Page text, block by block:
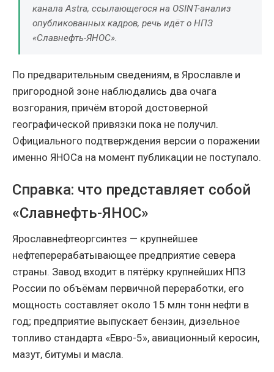
канала Astra, ссылающегося на OSINT-анализ
опубликованных кадров, речь идёт о НПЗ
«Славнефть-ЯНОС».
По предварительным сведениям, в Ярославле и
пригородной зоне наблюдались два очага
возгорания, причём второй достоверной
географической привязки пока не получил.
Официального подтверждения версии о поражении
именно ЯНОСа на момент публикации не поступало.
Справка: что представляет собой
«Славнефть-ЯНОС»
Ярославнефтеоргсинтез — крупнейшее
нефтеперерабатывающее предприятие севера
страны. Завод входит в пятёрку крупнейших НПЗ
России по объёмам первичной переработки, его
мощность составляет около 15 млн тонн нефти в
год; предприятие выпускает бензин, дизельное
топливо стандарта «Евро-5», авиационный керосин,
мазут, битумы и масла.